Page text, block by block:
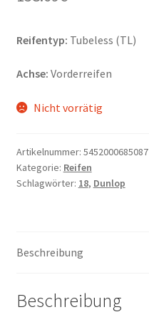
Reifentyp: Tubeless (TL)
Achse: Vorderreifen
Nicht vorrätig
Artikelnummer: 5452000685087
Kategorie: Reifen
Schlagwörter: 18, Dunlop
Beschreibung
Beschreibung